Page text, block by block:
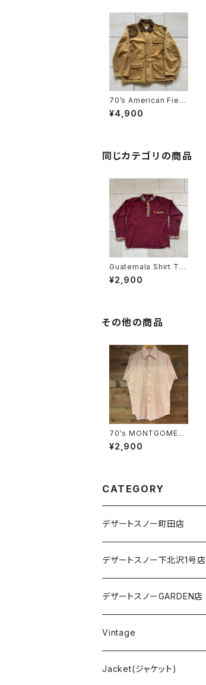
70’s American Field
Hunting Jacket
¥4,900
同じカテゴリの商品
Guatemala Shirt To
ggle Button
¥2,900
その他の商品
70's MONTGOMER
Y WARD S/S Shirt SI
ZE15.1/2
¥2,900
CATEGORY
デザートスノー町田店
デザートスノー下北沢1号店
デザートスノーGARDEN店
Vintage
Jacket(ジャケット)